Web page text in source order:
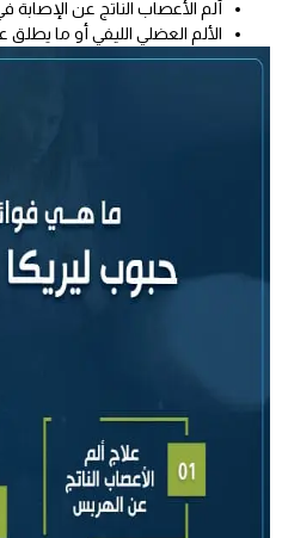
ألم الأعصاب الناتج عن الإصابة
الألم العضلي الليفي أو ما يطلق